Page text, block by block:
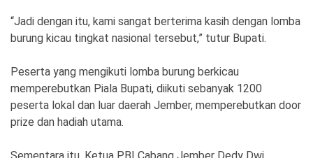
“Jadi dengan itu, kami sangat berterima kasih dengan lomba
burung kicau tingkat nasional tersebut,” tutur Bupati.
Peserta yang mengikuti lomba burung berkicau
memperebutkan Piala Bupati, diikuti sebanyak 1200
peserta lokal dan luar daerah Jember, memperebutkan door
prize dan hadiah utama.